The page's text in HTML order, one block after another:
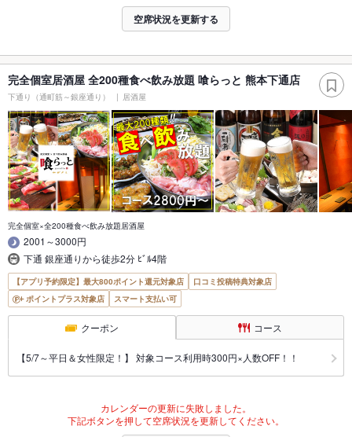
空席状況を更新する
完全個室居酒屋 全200種食べ飲み放題 喰らっと 熊本下通店
下通り（通町筋～銀座通り） 居酒屋
完全個室×全200種食べ飲み放題居酒屋
2001～3000円
下通 銀座通りから徒歩2分 ﾋﾞﾙ4階
【アプリ予約限定】最大800ポイント還元対象店
口コミ投稿特典対象店
ポイントプラス対象店
スマート支払い可
クーポン コース
【5/7～平日＆女性限定！】 対象コース利用時300円×人数OFF！！
カレンダーの更新に失敗しました。
下記ボタンを押して空席状況を更新してください。